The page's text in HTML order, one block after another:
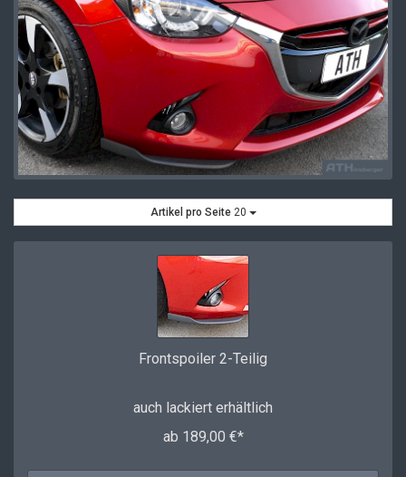
Artikel pro Seite 20
Frontspoiler 2-Teilig
auch lackiert erhältlich
ab 189,00 €*